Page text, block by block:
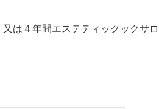
は４年間エステティックックサロ